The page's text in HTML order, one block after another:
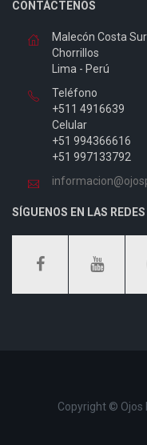
CONTÁCTENOS
Malecón Costa
Chorrillos
Lima - Perú
Teléfono
+511 4916639
Celular
+51 994366616
+51 997133792
SÍGUENOS EN LAS
Copyright © Ojos